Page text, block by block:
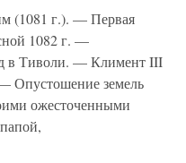
(1081 г.). — Первая
1082 г. —
в Тиволи. — Климент III
Опустошение земель
ожесточенными